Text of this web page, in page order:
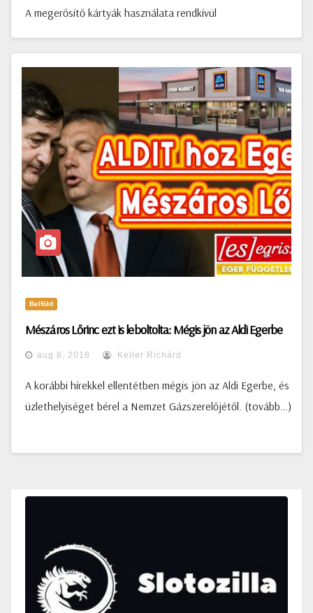
A megerősítő kártyák használata rendkívül
Belföld
Mészáros Lőrinc ezt is leboltolta: Mégis jön az Aldi Egerbe
aug 8, 2018 Keller Richárd
A korábbi hírekkel ellentétben mégis jön az Aldi Egerbe, és
üzlethelyiséget bérel a Nemzet Gázszerelőjétől. (tovább…)